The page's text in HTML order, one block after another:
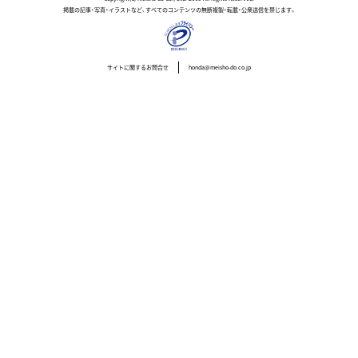
掲載の記事・写真・イラストなど、すべてのコンテンツの無断複製・転載・公衆送信を禁じます。
サイトに関するお問合せ honda@meisho-do.co.jp